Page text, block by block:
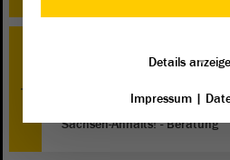
Meinungsfreiheit verteidigen!
Meinungspluralismus statt
und Politischer Korrektheit an
Sachsen-Anhalts! - Beratung
Details
Impressum|